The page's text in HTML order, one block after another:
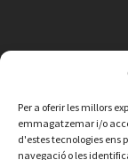
Per a oferir les millors
emmagatzemar i/o
d'estes tecnologies ens
navegació o les